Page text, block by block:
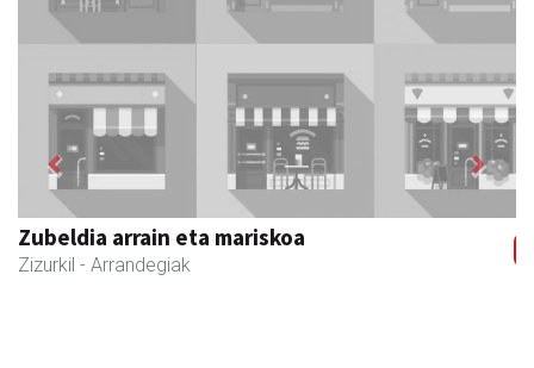
Andoaingo Udala
Andoain - Udaletxeak
Previous Next